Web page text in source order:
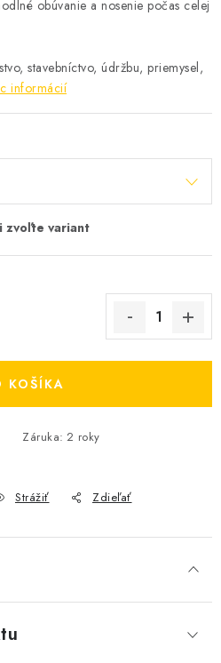
obúvanie a nosenie počas celej
stavebníctvo, údržbu, priemysel,
informácií
KOŠÍKA
Záruka: 2 roky
Strážiť Zdieľať